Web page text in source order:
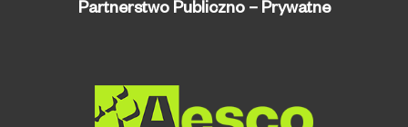
Partnerstwo Publiczno – Prywatne